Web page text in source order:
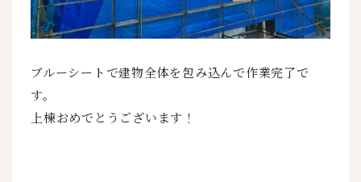
ブルーシートで建物全体を包み込んで作業完了で
す。
上棟おめでとうございます！